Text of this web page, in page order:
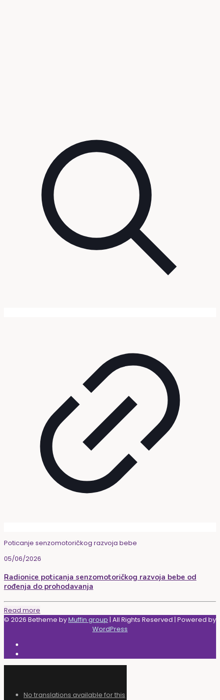
Poticanje senzomotoričkog razvoja bebe
05/06/2026
Radionice poticanja senzomotoričkog razvoja bebe od
rođenja do prohodavanja
Read more
© 2026 Betheme byMuffin group | All Rights Reserved | Powered by
WordPress
No translations available for this